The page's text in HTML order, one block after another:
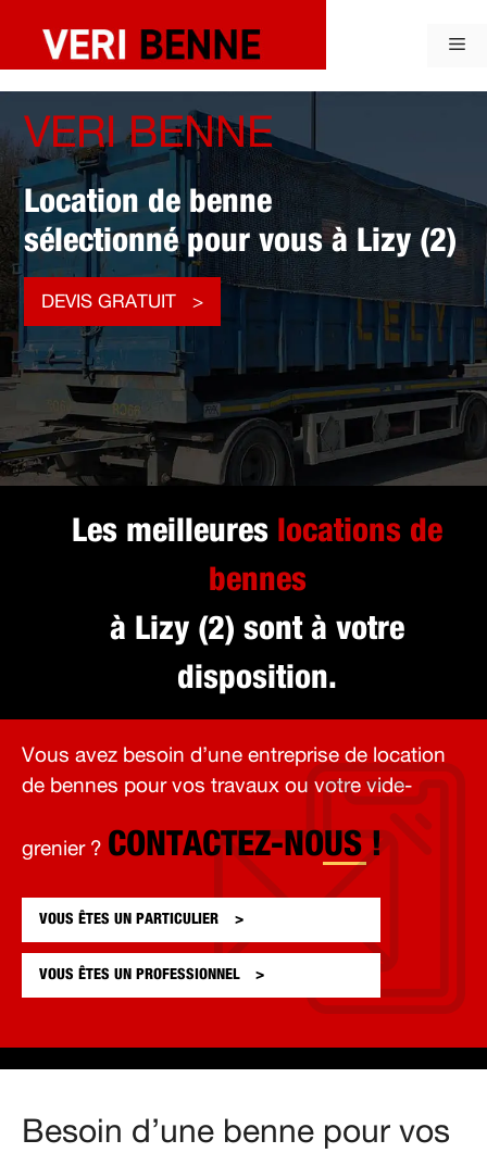
contenu
VERI BENNE
Location de benne
sélectionné pour vous à Lizy (2)
DEVIS GRATUIT
Les meilleures locations de
bennes
à Lizy (2) sont à votre
disposition.
Vous avez besoin d’une entreprise de location
de bennes pour vos travaux ou votre vide-
grenier ? CONTACTEZ-NOUS !
VOUS ÊTES UN PARTICULIER
VOUS ÊTES UN PROFESSIONNEL
Besoin d’une benne pour vos